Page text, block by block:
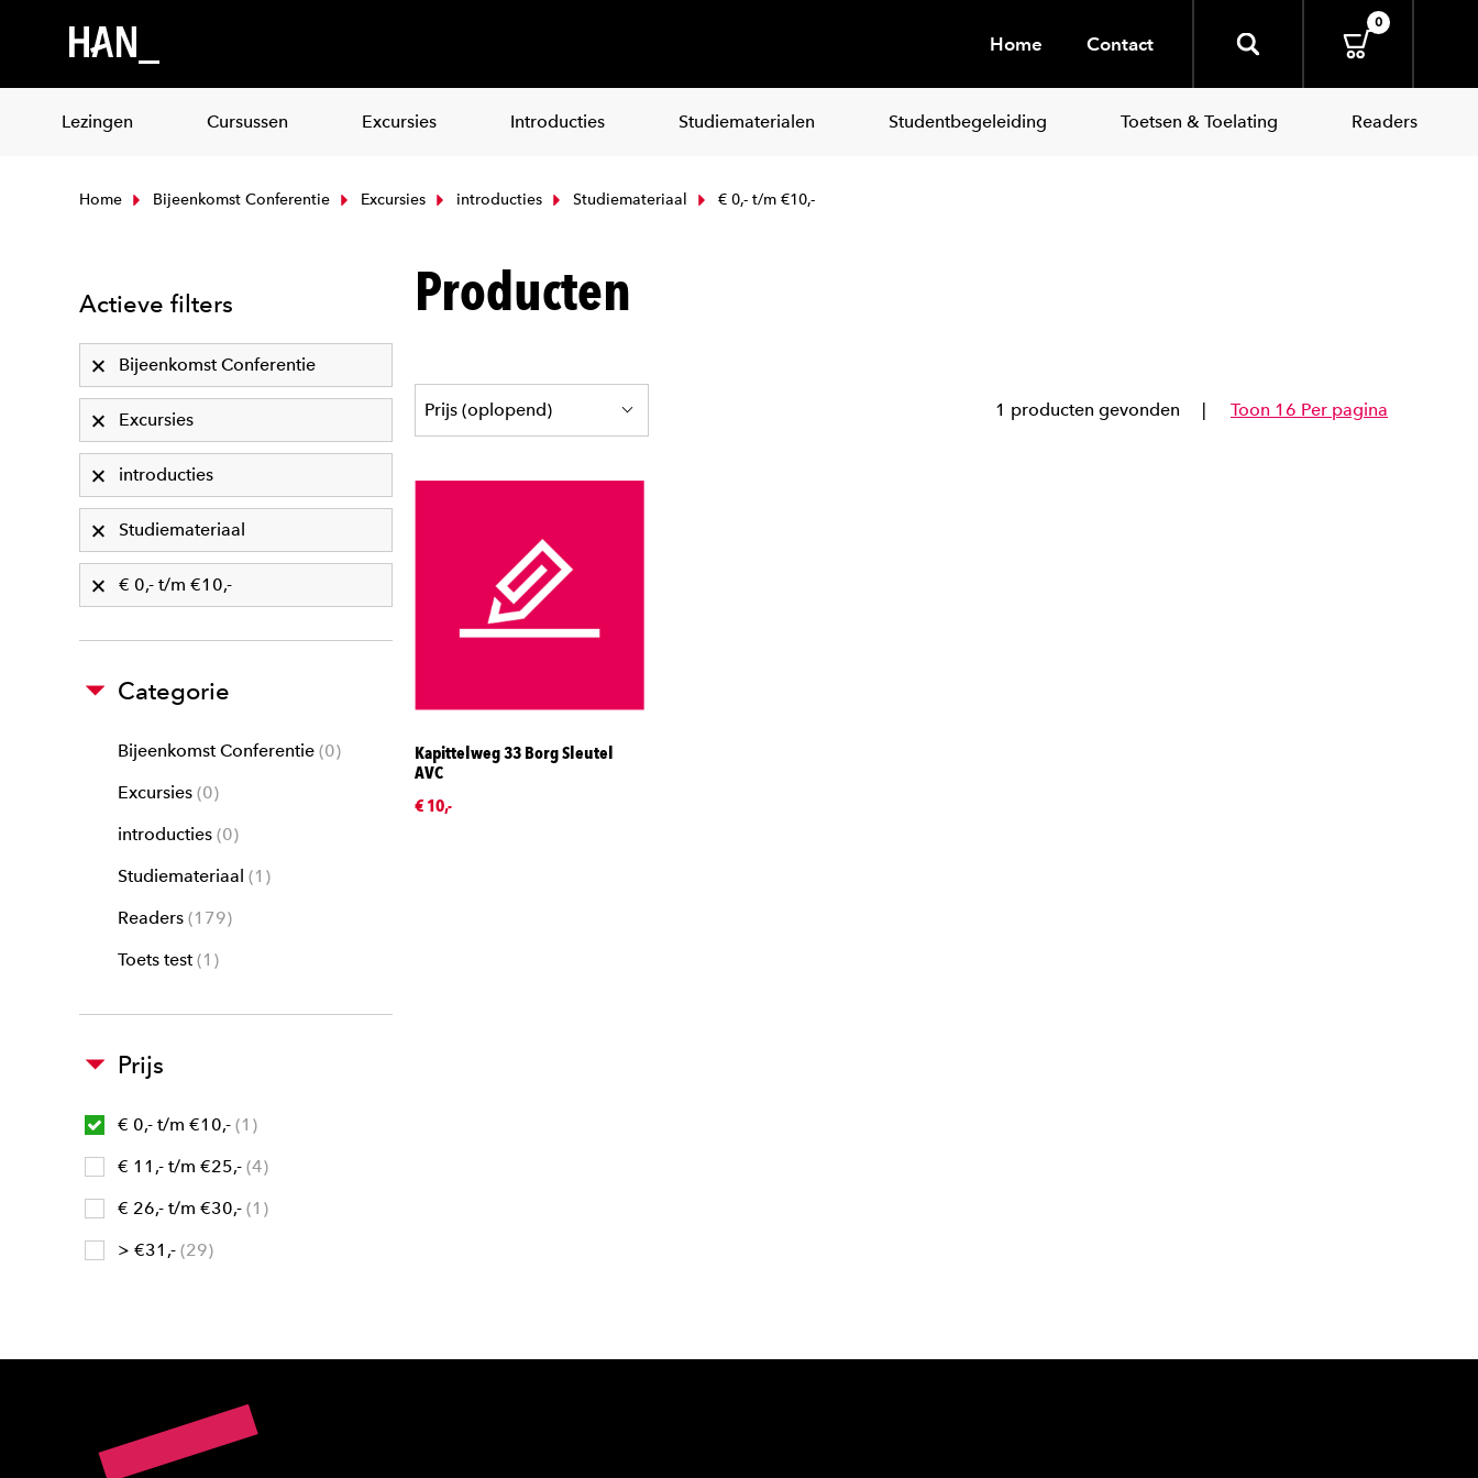
Home Contact
0
Lezingen Cursussen Excursies Introducties Studiematerialen Studentbegeleiding Toetsen & Toelating Readers
Home Bijeenkomst Conferentie Excursies introducties Studiemateriaal € 0,- t/m €10,-
Actieve filters
Bijeenkomst Conferentie
Excursies
introducties
Studiemateriaal
€ 0,- t/m €10,-
Categorie
Bijeenkomst Conferentie 0
Excursies 0
introducties 0
Studiemateriaal
1
Readers 179
Toets test 1
Prijs
€ 0,- t/m €10,- 1
€ 11,- t/m €25,- 4
€ 26,- t/m €30,- 1
> €31,- 29
Producten
1 producten gevonden Toon 16 Per pagina
Kapittelweg 33 Borg Sleutel
AVC
€ 10,-